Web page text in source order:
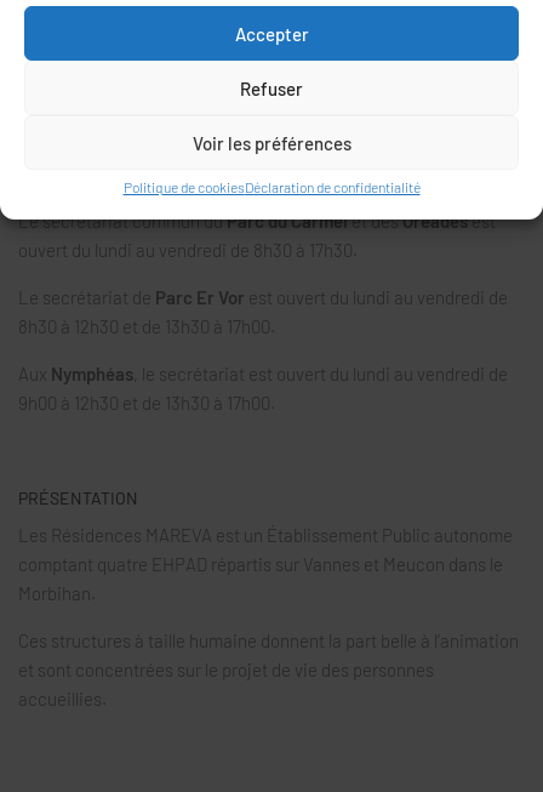
Accepter
Refuser
Voir les préférences
Politique de cookiesDéclaration de confidentialité
02 97 46 43 54
accueil@residences-mareva.fr
HORAIRES D’OUVERTURE AU PUBLIC
Le secrétariat commun duParc du Carmelet desOréadesest
ouvert du lundi au vendredi de 8h30 à 17h30.
Le secrétariat de Parc Er Vor est ouvert du lundi au vendredi de
8h30 à 12h30 et de 13h30 à 17h00.
Aux Nymphéas , le secrétariat est ouvert du lundi au vendredi de
9h00 à 12h30 et de 13h30 à 17h00.
PRÉSENTATION
Les Résidences MAREVA est un Établissement Public autonome
comptant quatre EHPAD répartis sur Vannes et Meucon dans le
Morbihan.
Ces structures à taille humaine donnent la part belle à l’animation
et sont concentrées sur le projet de vie des personnes
accueillies.